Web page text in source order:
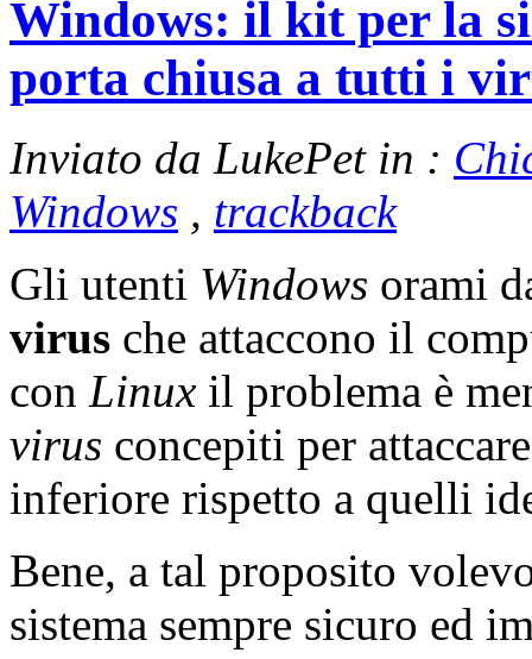
Windows: il kit per la
porta chiusa a tutti i
Inviato da LukePet in :
Windows , trackback
Gli utenti Windows orami
virus che attaccono il
con Linux il problema è
virus concepiti per
inferiore rispetto a quelli
Bene, a tal proposito
sistema sempre sicuro ed